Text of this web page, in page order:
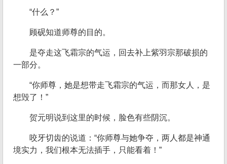
“什么？”
顾砚知道师尊的目的。
是夺走这飞霜宗的气运，回去补上紫羽宗那破损的
一部分。
“你师尊，她是想带走飞霜宗的气运，而那女人，是
想毁了！”
贺元明说到这里的时候，脸色有些阴沉。
咬牙切齿的说道：“你师尊与她争夺，两人都是神通
境实力，我们根本无法插手，只能看着！”